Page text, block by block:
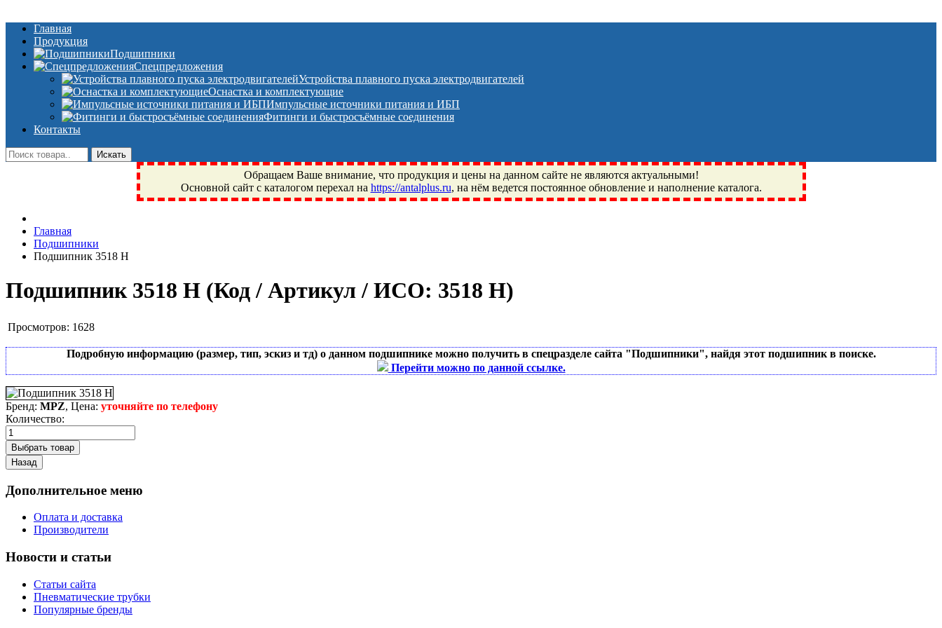
Главная
Продукция
Подшипники
Спецпредложения
Устройства плавного пуска электродвигателей
Оснастка и комплектующие
Импульсные источники питания и ИБП
Фитинги и быстросъёмные соединения
Контакты
Обращаем Ваше внимание, что продукция и цены на данном сайте не являются актуальными!
Основной сайт с каталогом перехал на https://antalplus.ru, на нём ведется постоянное обновление и наполнение каталога.
Фрязино, Антал+, плюс, Свердловский, Загорянский, Юбилейный, Щелково, Москва, Пушкино, Королёв, Балашиха, Фряново, Монино, Ивантеевка, подшипники, пневматика, метизы,
техника, сварочные аппараты, NIS, NSK, JED, KPT, NXZ, ГПЗ, Neutral, WHX, ZWZ, CRAFT, СПЗ-4, NECTECH, KG, LQY, DPI, BSN, SPZ, РФ, BMZ, ХАРП, CX, РОЛТОМ, APZ, FBJ, KYK,
NTN, SKF, купить, заказать
Главная
Подшипники
Подшипник 3518 Н
Подшипник 3518 Н (Код / Артикул / ИСО: 3518 Н)
Просмотров: 1628
Подробную информацию (размер, тип, эскиз и тд) о данном подшипнике можно получить в спецразделе сайта "Подшипники", найдя этот подшипник в поиске.
Перейти можно по данной ссылке.
Бренд: MPZ, Цена: уточняйте по телефону
Количество:
Дополнительное меню
Оплата и доставка
Производители
Новости и статьи
Статьи сайта
Пневматические трубки
Популярные бренды